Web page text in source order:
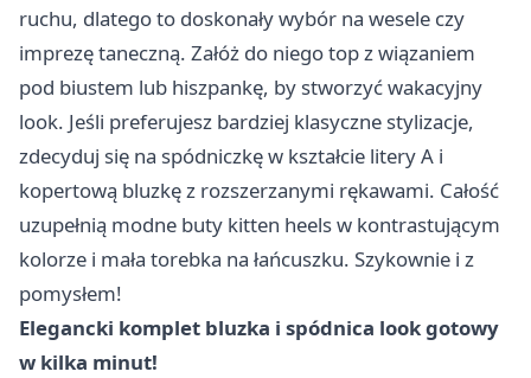
ruchu, dlatego to doskonały wybór na wesele czy
imprezę taneczną. Załóż do niego top z wiązaniem
pod biustem lub hiszpankę, by stworzyć wakacyjny
look. Jeśli preferujesz bardziej klasyczne stylizacje,
zdecyduj się na spódniczkę w kształcie litery A i
kopertową bluzkę z rozszerzanymi rękawami. Całość
uzupełnią modne buty kitten heels w kontrastującym
kolorze i mała torebka na łańcuszku. Szykownie i z
pomysłem!
Elegancki komplet bluzka i spódnica look gotowy
w kilka minut!